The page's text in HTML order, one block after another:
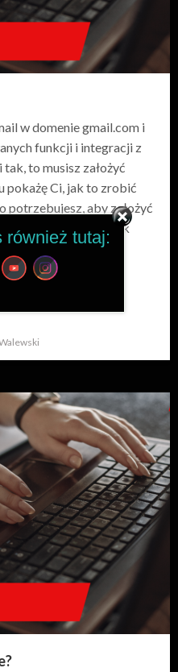
w domenie gmail.com i
funkcji i integracji z
tak, to musisz założyć
pokażę Ci, jak to zrobić
potrzebujesz, aby założyć
rejestracyjny, jak
jak przeczytać i
z usługi i jak
w gmailu.
również tutaj: